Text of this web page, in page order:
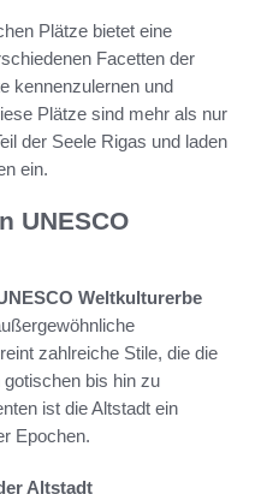
Plätze bietet eine
Facetten der
kennenzulernen und
Plätze sind mehr als nur
der Seele Rigas und laden
ein.
UNESCO
Weltkulturerbe
zahlreiche Stile, die die
bis hin zu
ist die Altstadt ein
Epochen.
Altstadt